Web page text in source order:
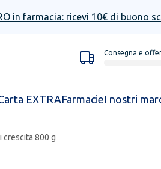
in farmacia: ricevi 10€ di buono
Consegna e
EXTRAFarmacieI nostri
crescita 800 g